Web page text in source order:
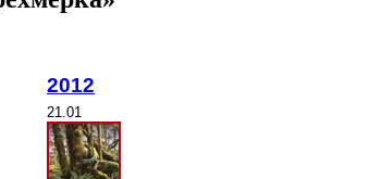
2012
21.01